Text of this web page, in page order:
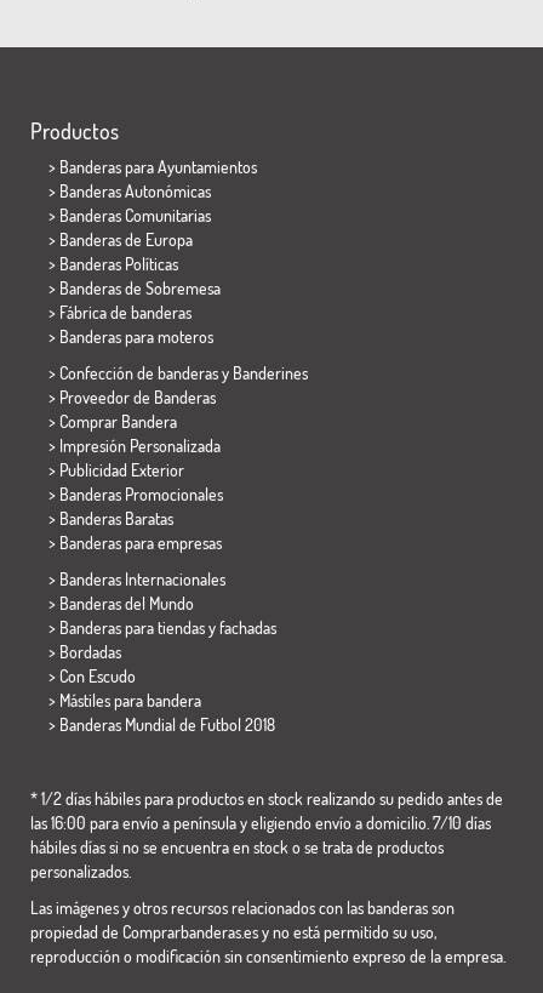
Productos
> Banderas para Ayuntamientos
> Banderas Autonómicas
> Banderas Comunitarias
> Banderas de Europa
> Banderas Políticas
> Banderas de Sobremesa
> Fábrica de banderas
> Banderas para moteros
> Confección de banderas y Banderines
> Proveedor de Banderas
> Comprar Bandera
> Impresión Personalizada
> Publicidad Exterior
> Banderas Promocionales
> Banderas Baratas
> Banderas para empresas
> Banderas Internacionales
> Banderas del Mundo
> Banderas para tiendas y fachadas
> Bordadas
> Con Escudo
> Mástiles para bandera
> Banderas Mundial de Futbol 2018
* 1/2 días hábiles para productos en stock realizando su pedido antes de
las 16:00 para envío a península y eligiendo envío a domicilio. 7/10 días
hábiles días si no se encuentra en stock o se trata de productos
personalizados.
Las imágenes y otros recursos relacionados con las banderas son
propiedad de Comprarbanderas.es y no está permitido su uso,
reproducción o modificación sin consentimiento expreso de la empresa.